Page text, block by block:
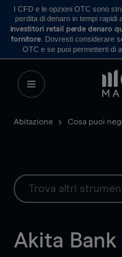
I CFD e le opzioni OTC sono
perdita di denaro in tempi
investitori retail perde denaro
fornitore . Dovresti considerare
OTC e se puoi permetterti di
Abitazione Cosa puoi
Akita